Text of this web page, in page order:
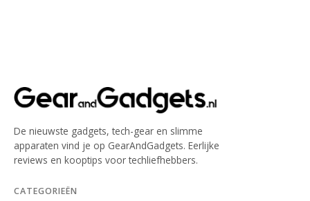
De nieuwste gadgets, tech-gear en slimme
apparaten vind je op GearAndGadgets. Eerlijke
reviews en kooptips voor techliefhebbers.
CATEGORIEËN